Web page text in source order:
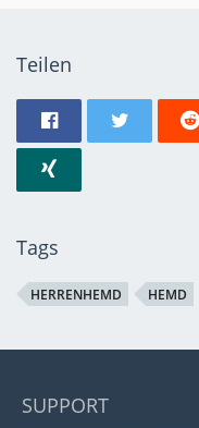
Teilen
Tags
HERRENHEMD HEMD
SUPPORT